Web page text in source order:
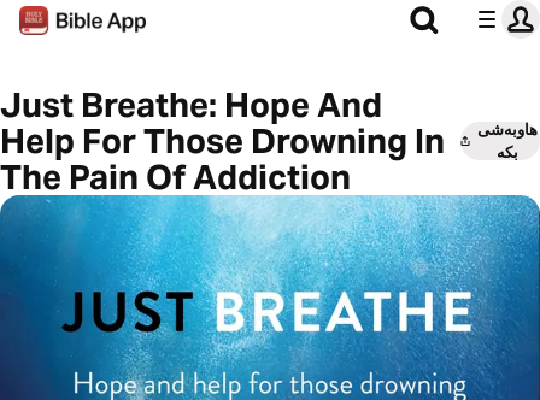
Just Breathe: Hope And
Help For Those Drowning In
The Pain Of Addiction
هاوبەشی
بکە